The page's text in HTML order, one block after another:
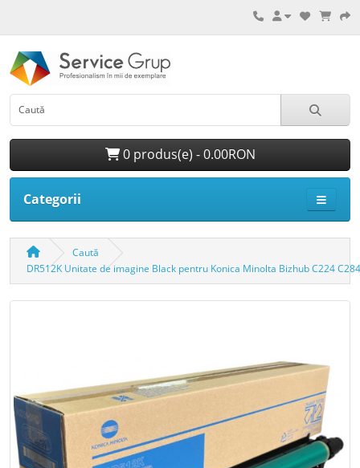
0 produs(e) - 0.00RON
Categorii
Caută
DR512K Unitate de imagine Black pentru Konica Minolta Bizhub C224